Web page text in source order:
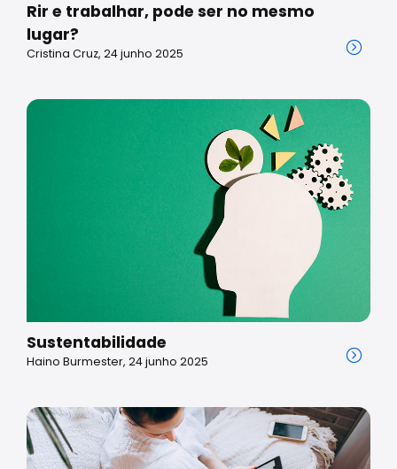
Rir e trabalhar, pode ser no mesmo
lugar?
Cristina Cruz, 24 junho 2025
Sustentabilidade
Haino Burmester, 24 junho 2025